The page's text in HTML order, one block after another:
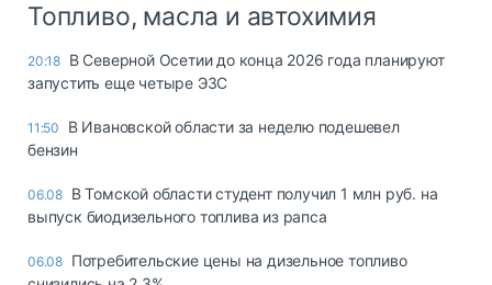
Топливо, масла и автохимия
20:18 В Северной Осетии до конца 2026 года планируют
запустить еще четыре ЭЗС
11:50
В Ивановской области за неделю подешевел
бензин
06.08 В Томской области студент получил 1 млн руб. на
выпуск биодизельного топлива из рапса
06.08 Потребительские цены на дизельное топливо